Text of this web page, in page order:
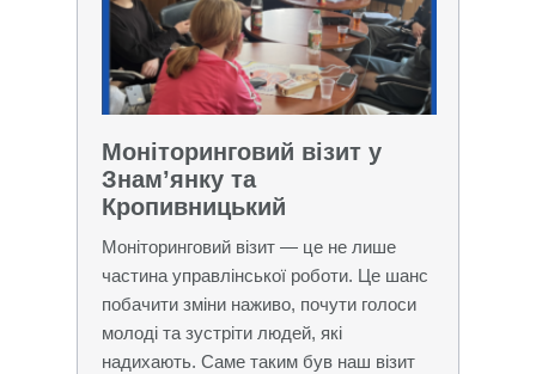
Моніторинговий візит у
Знам’янку та
Кропивницький
Моніторинговий візит — це не лише
частина управлінської роботи. Це шанс
побачити зміни наживо, почути голоси
молоді та зустріти людей, які
надихають. Саме таким був наш візит